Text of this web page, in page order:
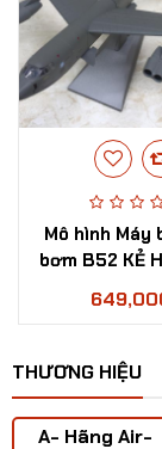
Mô hình tĩnh
Mô hình Máy
bơm B52 KẺ
tỳ lệ
THƯƠNG HIỆU
A- Hãng Air-